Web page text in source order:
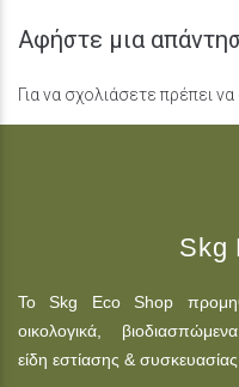
Αφήστε μια
Για να σχολιάσετε πρέπει να
Skg
Το Skg Eco Shop
οικολογικά,
είδη εστίασης &